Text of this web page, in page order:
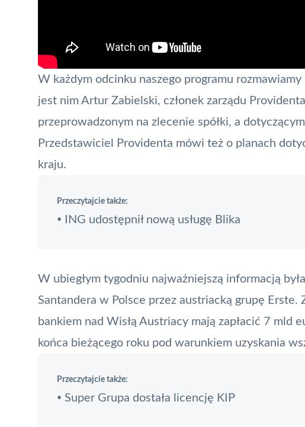
W każdym odcinku naszego programu
jest nim Artur Zabielski, członek zarządu Providenta
przeprowadzonym na zlecenie spółki, a
Przedstawiciel Providenta mówi też o planach
kraju.
Przeczytajcie także:
• ING udostępnił nową usługę Blika
W ubiegłym tygodniu najważniejszą informacją
Santandera w Polsce przez austriacką grupę
bankiem nad Wisłą Austriacy mają zapłacić 7 mld
końca bieżącego roku pod warunkiem uzyskania
Przeczytajcie także:
• Super Grupa dostała licencję KIP